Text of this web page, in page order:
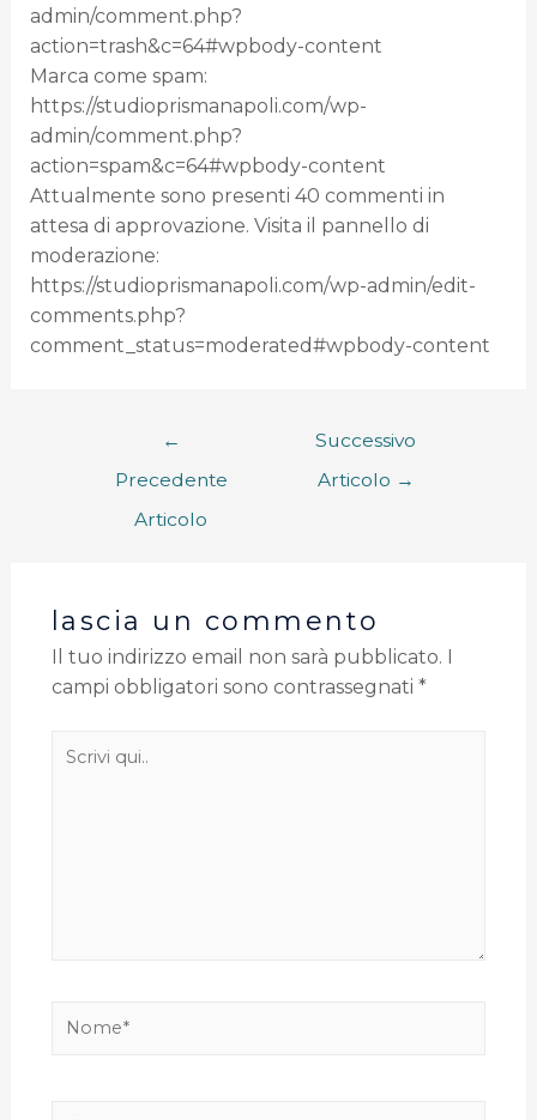
admin/comment.php?
action=trash&c=64#wpbody-content
Marca come spam:
https://studioprismanapoli.com/wp-
admin/comment.php?
action=spam&c=64#wpbody-content
Attualmente sono presenti 40 commenti in
attesa di approvazione. Visita il pannello di
moderazione:
https://studioprismanapoli.com/wp-admin/edit-
comments.php?
comment_status=moderated#wpbody-content
←
Precedente
Articolo
Successivo
Articolo →
lascia un commento
Il tuo indirizzo email non sarà pubblicato.
campi obbligatori sono contrassegnati *